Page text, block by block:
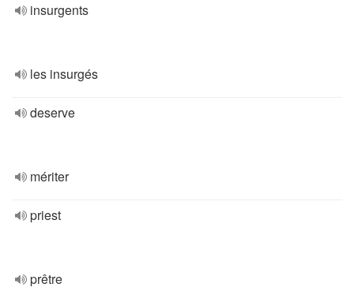
insurgents
les insurgés
deserve
mériter
priest
prêtre